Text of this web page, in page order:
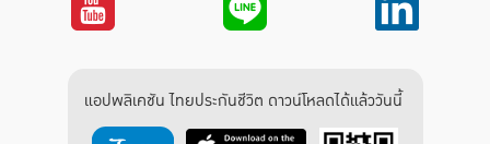
แอปพลิเคชัน ไทยประกันชีวิต ดาวน์โหลดได้แล้ววันนี้